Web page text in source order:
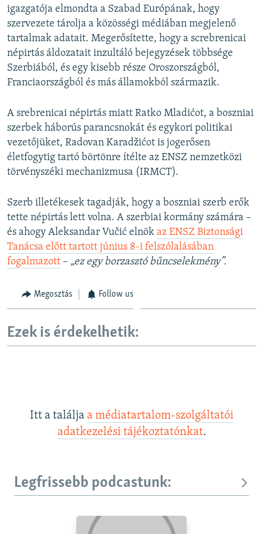
igazgatója elmondta a Szabad Európának, hogy
szervezete tárolja a közösségi médiában megjelenő
tartalmak adatait. Megerősítette, hogy a screbrenicai
népirtás áldozatait inzultáló bejegyzések többsége
Szerbiából, és egy kisebb része Oroszországból,
Franciaországból és más államokból származik.
A srebrenicai népirtás miatt Ratko Mladićot, a boszniai
szerbek háborús parancsnokát és egykori politikai
vezetőjüket, Radovan Karadžićot is jogerősen
életfogytig tartó börtönre ítélte az ENSZ nemzetközi
törvényszéki mechanizmusa (IRMCT).
Szerb illetékesek tagadják, hogy a boszniai szerb erők
tette népirtás lett volna. A szerbiai kormány számára –
és ahogy Aleksandar Vučić elnök az ENSZ Biztonsági
Tanácsa előtt tartott június 8-i felszólalásában
fogalmazott – „ez egy borzasztó bűncselekmény”.
Megosztás Follow us
Ezek is érdekelhetik:
Itt a találja a médiatartalom-szolgáltatói
adatkezelési tájékoztatónkat.
Legfrissebb podcastunk: